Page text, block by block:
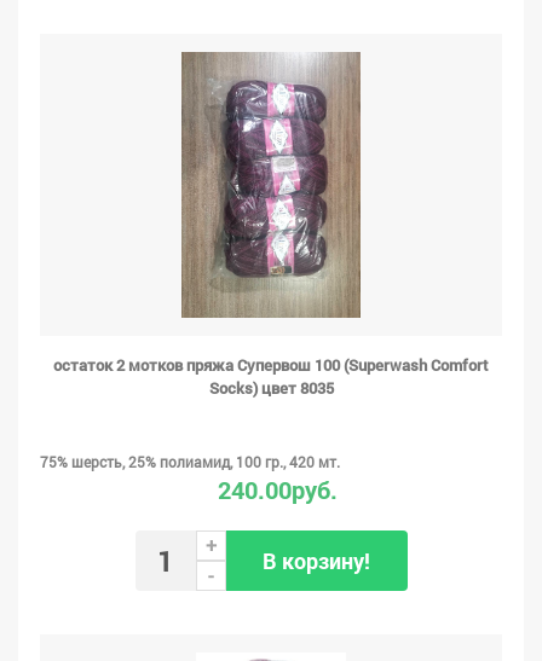
остаток 2 мотков пряжа Супервош 100 (Superwash Comfort
Socks) цвет 8035
75% шерсть, 25% полиамид, 100 гр., 420 мт.
240.00руб.
+
-
В корзину!